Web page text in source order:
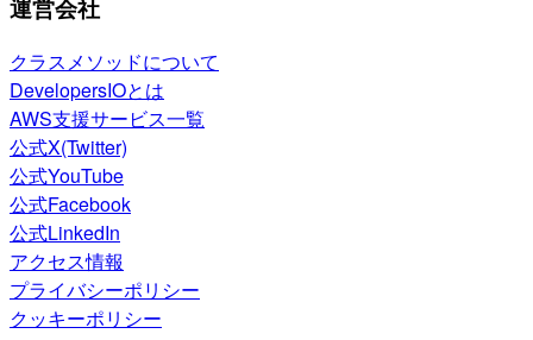
運営会社
クラスメソッドについて
DevelopersIOとは
AWS支援サービス一覧
公式X(Twitter)
公式YouTube
公式Facebook
公式LinkedIn
アクセス情報
プライバシーポリシー
クッキーポリシー